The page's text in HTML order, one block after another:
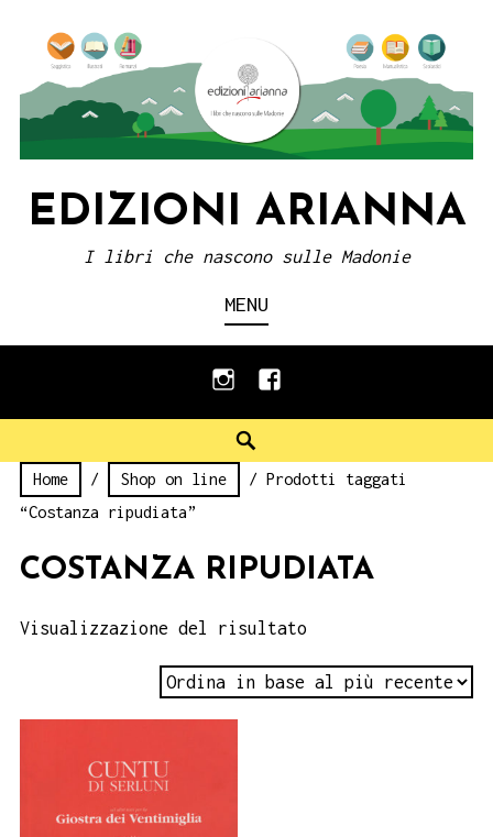
content
EDIZIONI ARIANNA
I libri che nascono sulle Madonie
MENU
instagramfacebook
Home / Shop on line
/ Prodotti taggati
“Costanza ripudiata”
COSTANZA RIPUDIATA
Visualizzazione del risultato